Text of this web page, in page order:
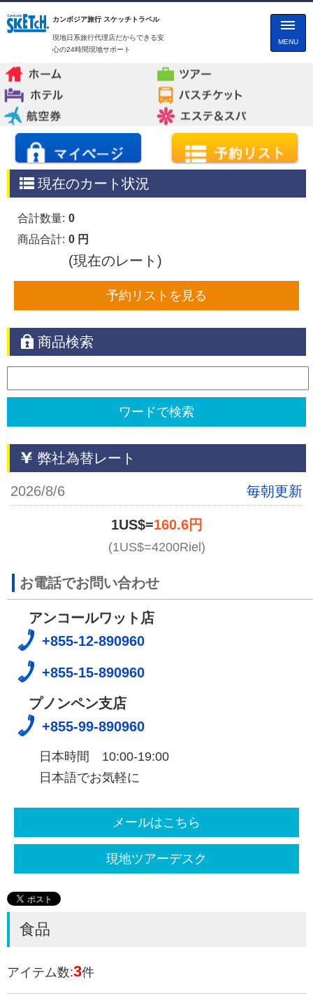
カンボジア旅行 スケッチトラベル
現地日系旅行代理店だからできる安
心の24時間現地サポート
MENU
現在のカート状況
合計数量: 0
商品合計: 0 円
(現在のレート)
予約リストを見る
商品検索
弊社為替レート
2026/8/6 毎朝更新
1US$=160.6円
(1US$=4200Riel)
お電話でお問い合わせ
アンコールワット店
+855-12-890960
+855-15-890960
プノンペン支店
+855-99-890960
日本時間 10:00-19:00
日本語でお気軽に
メールはこちら
現地ツアーデスク
食品
アイテム数:3件